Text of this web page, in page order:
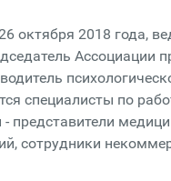
октября 2018 года,
Ассоциации
специалисты по
представители
сотрудники